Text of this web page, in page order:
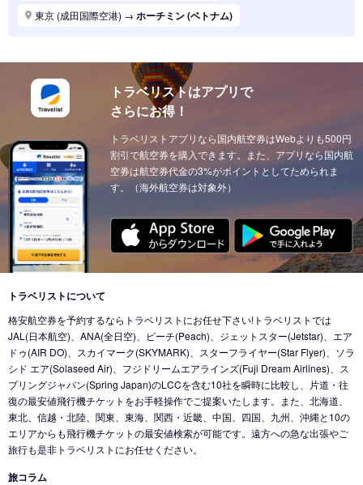
東京 (東京国際空港(羽田)) ホーチミン (ベトナム)
東京 (東京国際空港(羽田))→台北 (台湾)
東京 (東京国際空港(羽田))→広州 (中国)
東京 (東京国際空港(羽田))→北京 (中国)
東京 (東京国際空港(羽田)) → サンフランシスコ (アメリカ)
東京 (東京国際空港(羽田))→ニューヨーク (アメリカ)
東京 (東京国際空港(羽田))→クアラルンプール (マレーシア)
東京 (東京国際空港(羽田))→ウィーン (オーストリア)
東京 (東京国際空港(羽田))→バンクーバー (カナダ)
東京 (東京国際空港(羽田)) → シカゴ (アメリカ)
東京 (東京国際空港(羽田))
東京 (東京国際空港(羽田))→ ロサンゼルス (アメリカ)
東京 (東京国際空港(羽田))→ ミネアポリス (アメリカ)
東京 (東京国際空港(羽田))→ トロント (カナダ)
東京 (東京国際空港(羽田))→コナ-ハワイ島 (ハワイ)
東京 (成田国際空港) → ホーチミン (ベトナム)
東京 (東京国際空港(羽田))→ドーハ (カタール)
東京 (成田国際空港) →ドーハ (カタール)
東京 (成田国際空港) →アブダビ (アラブ首長国)
東京 (成田国際空港)→イスタンブール (トルコ)
東京 (成田国際空港)→ウィーン (オーストリア)
東京 (成田国際空港) チューリッヒ (スイス)
東京 (成田国際空港)→カイロ（エジプト） (エジプト)
東京 (成田国際空港) →北京 (中国) 東京 (成田国際空港)→香港 (香港)
東京 (成田国際空港)→デリー (インド)
東京 (東京国際空港(羽田))
東京 (成田国際空港) → ドバイ (アラブ首長国)
東京 (東京国際空港(羽田))→ジャカルタ (インドネシア)
東京 (成田国際空港) → バリ島 (インドネシア)
東京 (成田国際空港) →ナンディ（フィジー） (フィジー)
東京 (成田国際空港) →クアラルンプール (マレーシア)
東京 (成田国際空港)→コタキナバル (マレーシア)
東京 (東京国際空港(羽田))
トラベリストはアプリで
さらにお得！
トラベリストアプリなら国内航空券はWebよりも500円
割引で航空券を購入できます。また、アプリなら国内航
空券は航空券代金の3%がポイントとしてためられま
す。（海外航空券は対象外）
トラベリストについて
格安航空券を予約するならトラベリストにお任せ下さい!トラベリストでは
JAL(日本航空)、ANA(全日空)、ピーチ(Peach)、ジェットスター(Jetstar)、エア
ドゥ(AIR DO)、スカイマーク(SKYMARK)、スターフライヤー(Star Flyer)、ソラ
シド エア(Solaseed Air)、フジドリームエアラインズ(Fuji Dream Airlines)、ス
プリングジャパン(Spring Japan)のLCCを含む10社を瞬時に比較し、片道・往
復の最安値飛行機チケットをお手軽操作でご提案いたします。また、北海道、
東北、信越・北陸、関東、東海、関西・近畿、中国、四国、九州、沖縄と10の
エリアからも飛行機チケットの最安値検索が可能です。遠方への急な出張やご
旅行も是非トラベリストにお任せください。
旅コラム